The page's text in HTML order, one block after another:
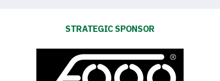
STRATEGIC SPONSOR